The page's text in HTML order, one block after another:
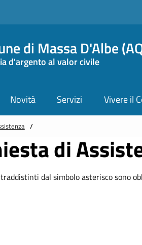
di Massa D'Albe
d'argento al valor civile
Novità Servizi Vivere il
/
di
dal simbolo asterisco sono